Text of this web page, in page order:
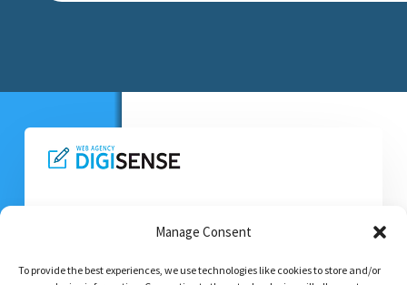
Manage Consent
To provide the best experiences, we use technologies like cookies to store and/or
MENTIONS LÉGALES
CONTACT
CONFIDENTIALITE